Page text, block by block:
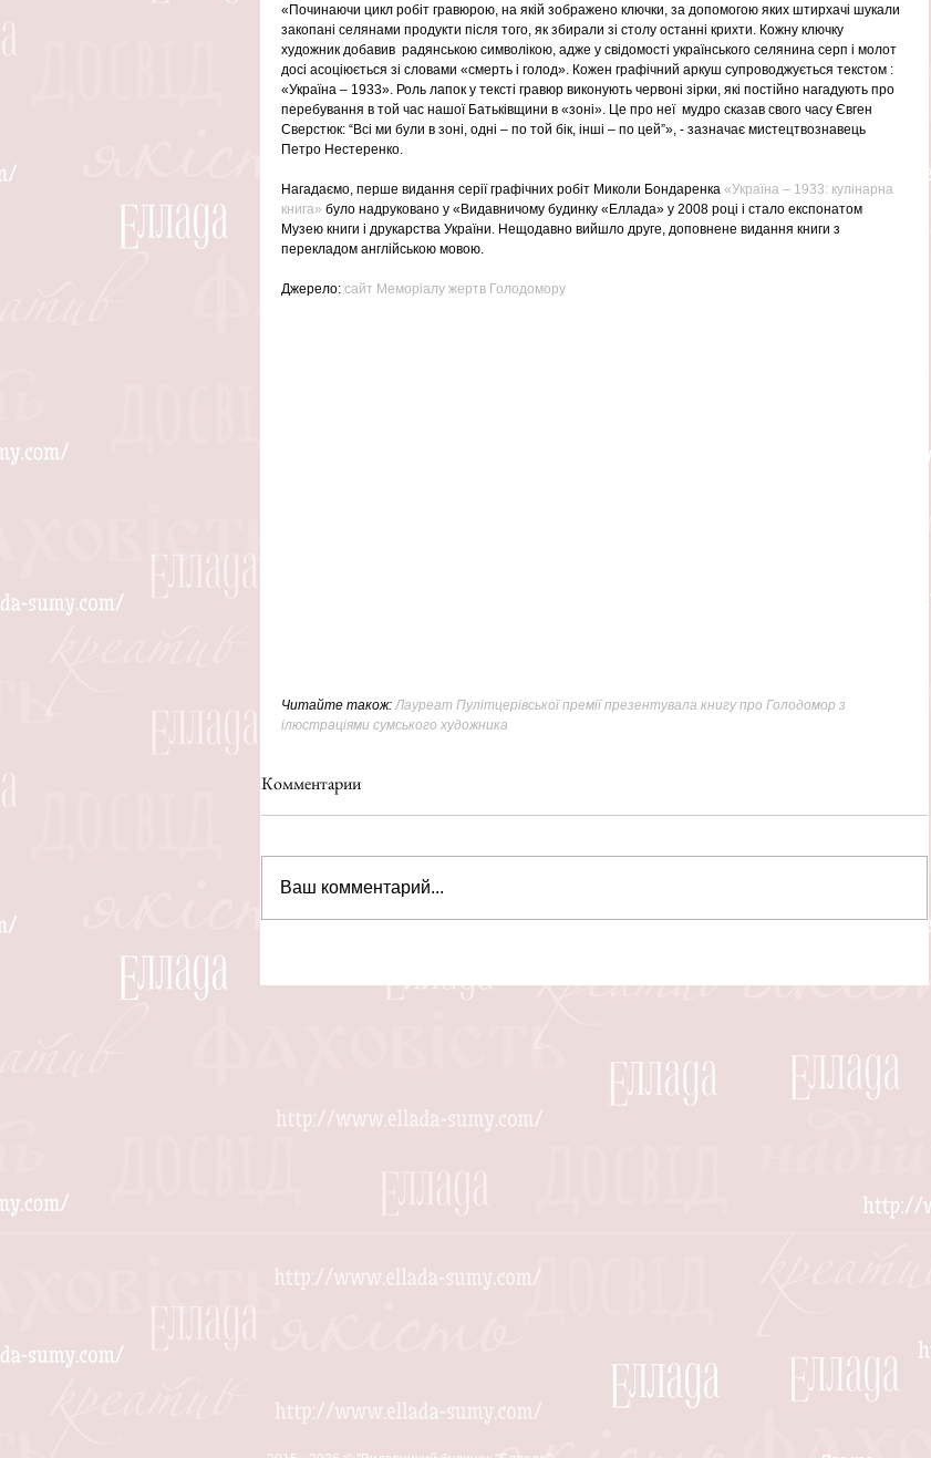
«Починаючи цикл робіт гравюрою, на якій зображено ключки, за допомогою яких штирхачі шукали
закопані селянами продукти після того, як збирали зі столу останні крихти. Кожну ключку
художник добавив  радянською символікою, адже у свідомості українського селянина серп і молот
досі асоціюється зі словами «смерть і голод». Кожен графічний аркуш супроводжується текстом :
«Україна – 1933». Роль лапок у тексті гравюр виконують червоні зірки, які постійно нагадують про
перебування в той час нашої Батьківщини в «зоні». Це про неї  мудро сказав свого часу Євген
Сверстюк: “Всі ми були в зоні, одні – по той бік, інші – по цей”», - зазначає мистецтвознавець
Петро Нестеренко.
Нагадаємо, перше видання серії графічних робіт Миколи Бондаренка «Україна – 1933: кулінарна
книга» було надруковано у «Видавничому будинку «Еллада» у 2008 році і стало експонатом
Музею книги і друкарства України. Нещодавно вийшло друге, доповнене видання книги з
перекладом англійською мовою.
Джерело: сайт Меморіалу жертв Голодомору
Читайте також: Лауреат Пулітцерівської премії презентувала книгу про Голодомор з
ілюстраціями сумського художника
Комментарии
Ваш комментарий...